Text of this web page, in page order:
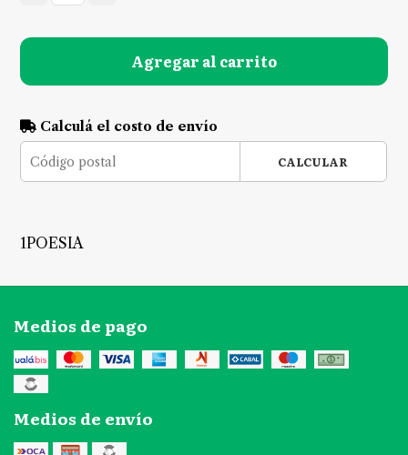
Agregar al carrito
Calculá el costo de envío
CALCULAR
1POESIA
Medios de pago
Medios de envío